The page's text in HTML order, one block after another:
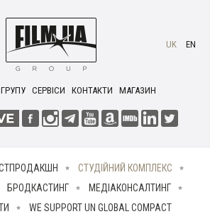
СЕРВІСИ КОНТАКТИ МАГАЗИН
UK EN
СТУДІЙНИЙ КОМПЛЕКС
БРОДКАСТИНГ
МЕДІАКОНСАЛТИНГ
WE SUPPORT UN GLOBAL COMPACT